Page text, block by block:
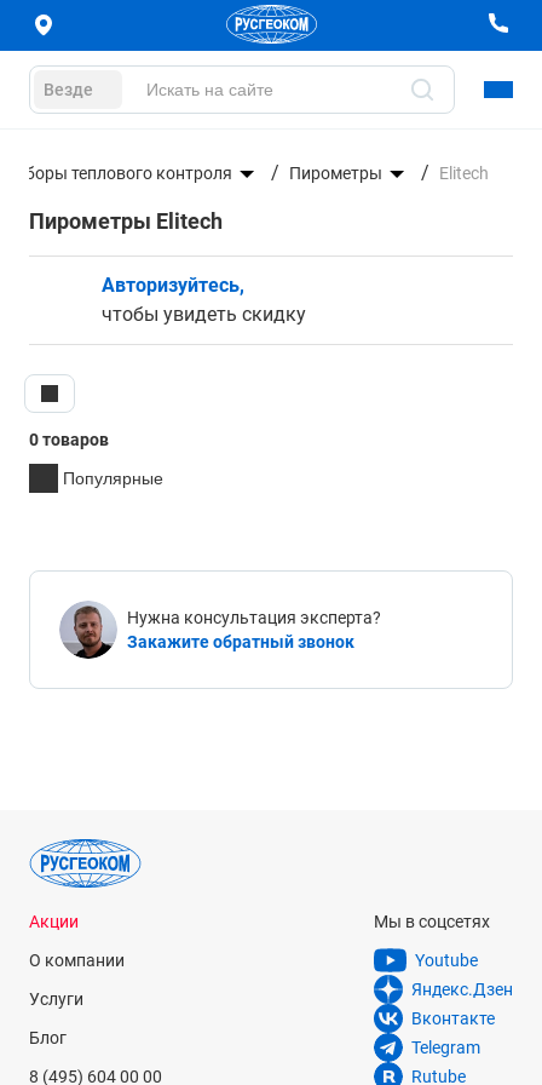
Везде
теплового контроля Пирометры Elitech
Пирометры Elitech
Авторизуйтесь,
чтобы увидеть скидку
0 товаров
Популярные
Нужна консультация эксперта?
Закажите обратный звонок
Акции
О компании
Услуги
Блог
8 (495) 604 00 00
Мы в соцсетях
Youtube
Яндекс.Дзен
Вконтакте
Telegram
Rutube